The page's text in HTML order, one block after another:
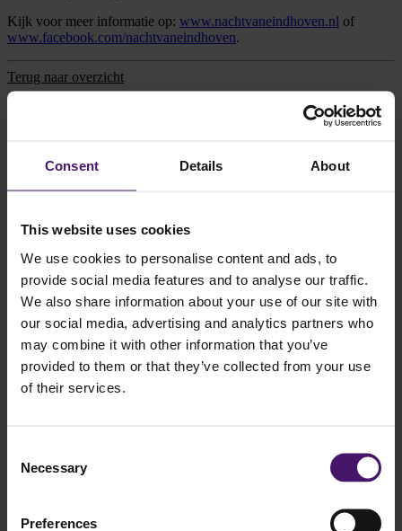
Consent Details About
This website uses cookies
We use cookies to personalise content and ads, to
provide social media features and to analyse our traffic.
We also share information about your use of our site with
our social media, advertising and analytics partners who
may combine it with other information that you’ve
provided to them or that they’ve collected from your use
of their services.
Selection
Necessary
Preferences
Kijk voor meer informatie op: www.nachtvaneindhoven.nl of
www.facebook.com/nachtvaneindhoven.
Terug naar overzicht
Gerelateerd nieuws
Toon al het nieuws
Quant